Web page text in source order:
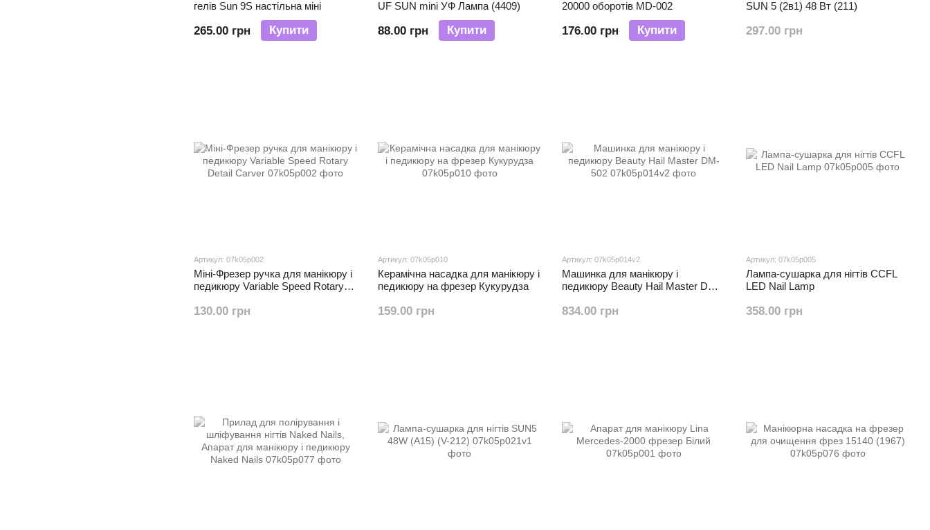
гелів Sun 9S настільна міні
265.00 грн Купити
UF SUN mini УФ Лампа (4409)
88.00 грн Купити
20000 оборотів MD-002
176.00 грн Купити
SUN 5 (2в1) 48 Вт (211)
297.00 грн
Артикул: 07k05p002
Міні-Фрезер ручка для манікюру і
педикюру Variable Speed ​​Rotary
130.00 грн
Артикул: 07k05p010
Керамічна насадка для манікюру і
педикюру на фрезер Кукурудза
159.00 грн
Артикул: 07k05p014v2
Машинка для манікюру і
педикюру Beauty Hail Master DM-
834.00 грн
Артикул: 07k05p005
Лампа-сушарка для нігтів CCFL
LED Nail Lamp
358.00 грн